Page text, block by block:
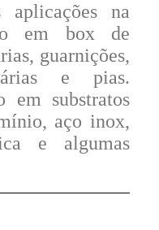
aplicações na
em box de
guarnições,
e pias.
em substratos
aço inox,
e algumas